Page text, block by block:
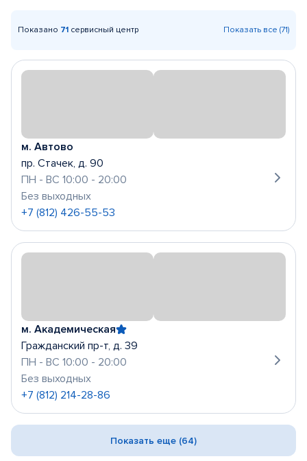
Показано 71 сервисный центр Показать все (71)
м. Автово
пр. Стачек, д. 90
ПН - ВС 10:00 - 20:00
Без выходных
+7 (812) 426-55-53
м. Академическая
Гражданский пр-т, д. 39
ПН - ВС 10:00 - 20:00
Без выходных
+7 (812) 214-28-86
Показать еще (64)